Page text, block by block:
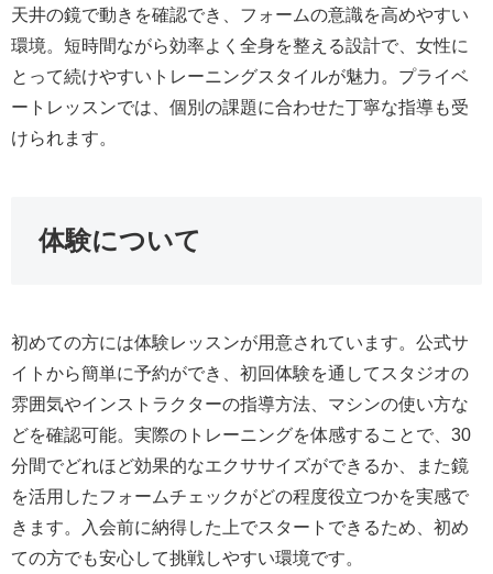
天井の鏡で動きを確認でき、フォームの意識を高めやすい
環境。短時間ながら効率よく全身を整える設計で、女性に
とって続けやすいトレーニングスタイルが魅力。プライベ
ートレッスンでは、個別の課題に合わせた丁寧な指導も受
けられます。
体験について
初めての方には体験レッスンが用意されています。公式サ
イトから簡単に予約ができ、初回体験を通してスタジオの
雰囲気やインストラクターの指導方法、マシンの使い方な
どを確認可能。実際のトレーニングを体感することで、30
分間でどれほど効果的なエクササイズができるか、また鏡
を活用したフォームチェックがどの程度役立つかを実感で
きます。入会前に納得した上でスタートできるため、初め
ての方でも安心して挑戦しやすい環境です。